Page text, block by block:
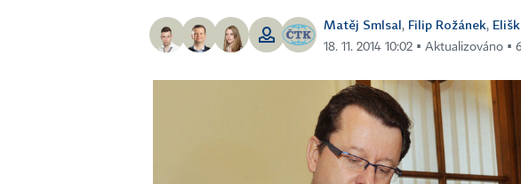
Matěj Smlsal, Filip Rožánek,
18. 11. 2014 10:02 ▪ Aktualizováno ▪